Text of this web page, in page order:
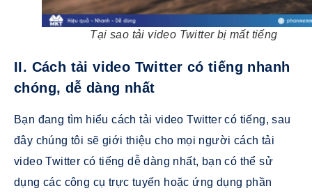
Tại sao tải video Twitter bị mất tiếng
II. Cách tải video Twitter có tiếng nhanh
chóng, dễ dàng nhất
Bạn đang tìm hiểu cách tải video Twitter có tiếng, sau
đây chúng tôi sẽ giới thiệu cho mọi người cách tải
video Twitter có tiếng dễ dàng nhất, bạn có thể sử
dụng các công cụ trực tuyến hoặc ứng dụng phần